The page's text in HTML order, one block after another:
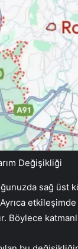
Değişikliği
sağ üst
Ayrıca
Böylece